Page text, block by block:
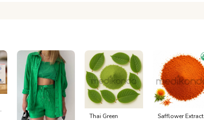
Thai Green Safflower Extract